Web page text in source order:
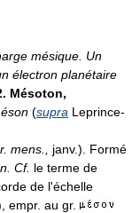
mésique. Un
électron planétaire
Mésoton,
(supra Leprince-
mens.,
janv.). Formé
Cf. le terme de
de l'échelle
empr. au gr.